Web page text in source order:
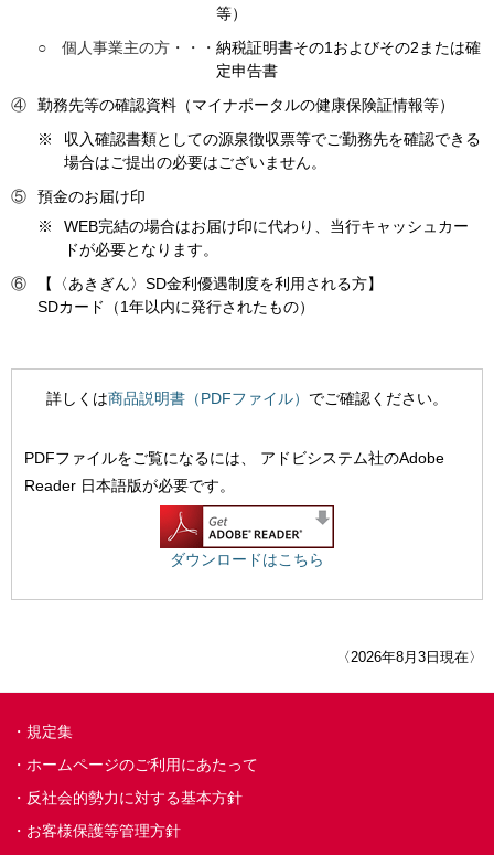
等）
○ 個人事業主の方・・・ 納税証明書その1およびその2または確
定申告書
④
勤務先等の確認資料（マイナポータルの健康保険証情報等）
※
収入確認書類としての源泉徴収票等でご勤務先を確認できる
場合はご提出の必要はございません。
⑤
預金のお届け印
※
WEB完結の場合はお届け印に代わり、当行キャッシュカー
ドが必要となります。
⑥
【〈あきぎん〉SD金利優遇制度を利用される方】
SDカード（1年以内に発行されたもの）
詳しくは商品説明書（PDFファイル） でご確認ください。
PDFファイルをご覧になるには、
アドビシステム社のAdobe
Reader 日本語版が必要です。
ダウンロードはこちら
〈2026年8月3日現在〉
規定集
ホームページのご利用にあたって
反社会的勢力に対する基本方針
お客様保護等管理方針